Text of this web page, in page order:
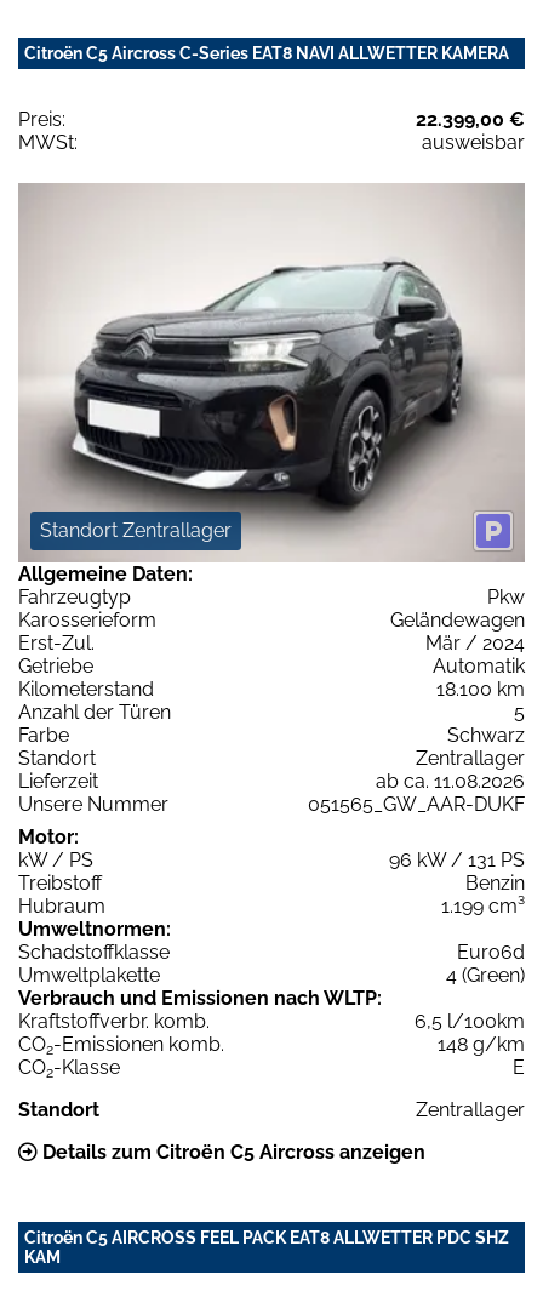
Citroën C5 Aircross C-Series EAT8 NAVI ALLWETTER KAMERA
Preis:
22.399,00 €
MWSt:
ausweisbar
Standort Zentrallager
Allgemeine Daten:
Fahrzeugtyp
Pkw
Karosserieform
Geländewagen
Erst-Zul.
Mär / 2024
Getriebe
Automatik
Kilometerstand
18.100 km
Anzahl der Türen
5
Farbe
Schwarz
Standort
Zentrallager
Lieferzeit
ab ca. 11.08.2026
Unsere Nummer
051565_GW_AAR-DUKF
Motor:
kW / PS
96 kW / 131 PS
Treibstoff
Benzin
Hubraum
1.199 cm³
Umweltnormen:
Schadstoffklasse
Euro6d
Umweltplakette
4 (Green)
Verbrauch und Emissionen nach WLTP:
Kraftstoffverbr. komb.
6,5 l/100km
CO2-Emissionen komb.
148 g/km
CO2-Klasse
E
Standort
Zentrallager
Details zum Citroën C5 Aircross anzeigen
Citroën C5 AIRCROSS FEEL PACK EAT8 ALLWETTER PDC SHZ
KAM